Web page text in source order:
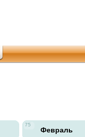
75
Февраль